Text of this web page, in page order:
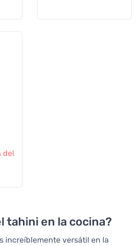
del
tahini en la cocina?
increíblemente versátil en la